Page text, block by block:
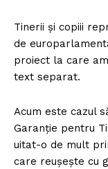
Tinerii și copiii
de
proiect la care
text separat.
Acum este cazul
Garanție pentru
uitat-o de mult
care reușește cu